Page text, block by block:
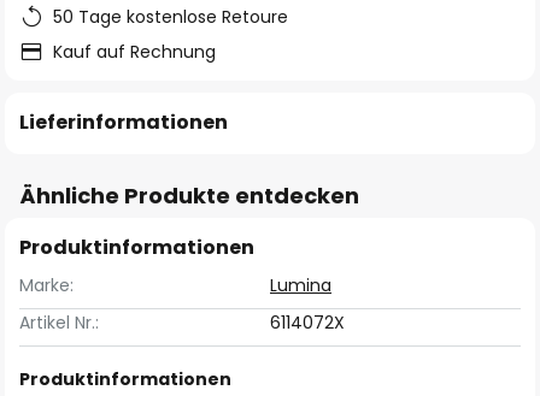
50 Tage kostenlose Retoure
Kauf auf Rechnung
Lieferinformationen
Ähnliche Produkte entdecken
Produktinformationen
Marke:
Lumina
Artikel Nr.:
6114072X
Produktinformationen